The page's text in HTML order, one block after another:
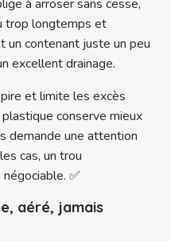
à arroser sans cesse,
trop longtemps et
un contenant juste un peu
excellent drainage.
et limite les excès
plastique conserve mieux
demande une attention
cas, un trou
✅
aéré, jamais